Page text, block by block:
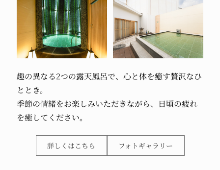
趣の異なる2つの露天風呂で、心と体を癒す贅沢なひ
ととき。
季節の情緒をお楽しみいただきながら、
日頃の疲れ
を癒してください。
詳しくはこちら フォトギャラリー